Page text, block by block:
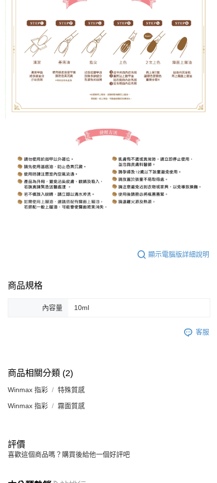
顯示電腦版詳細說明
商品規格
內容量 10ml
客服
商品相關分類 (2)
Winmax 指彩 特殊質感
Winmax 指彩 霧面質感
評價
喜歡這個商品嗎？購買後給他一個好評吧